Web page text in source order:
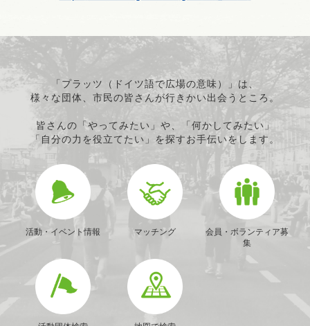
「プラッツ（ドイツ語で広場の意味）」は、
様々な団体、市民の皆さんが行きかい出会うところ。
皆さんの「やってみたい」や、「何かしてみたい」
「自分の力を役立てたい」を探すお手伝いをします。
活動・イベント情報 マッチング
会員・ボランティア募
集